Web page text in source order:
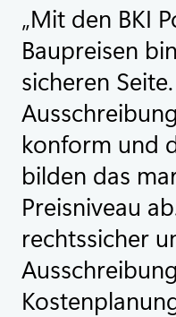
Mit den BKI
Baupreisen
sicheren
konform und
bilden das
Preisniveau
rechtssicher